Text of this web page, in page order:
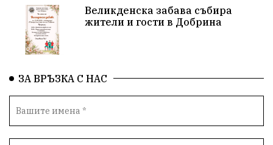
XXIX НК „Светослав Обретенов“ Млади таланти
Великденска забава
Великденска забава събира
жители и гости в Добрина
ЗА ВРЪЗКА С НАС